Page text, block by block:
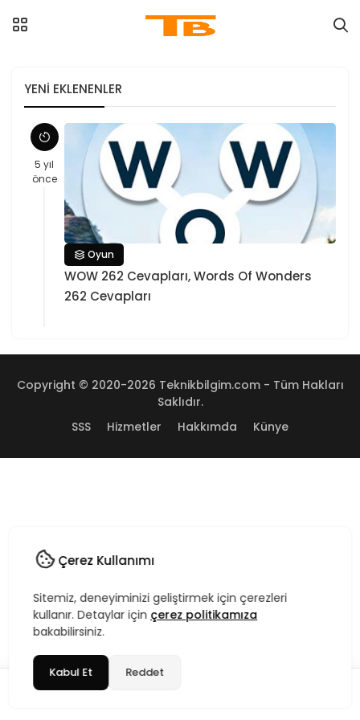
YENI EKLENENLER
5 yıl
önce
Oyun
WOW 262 Cevapları, Words Of Wonders
262 Cevapları
Copyright © 2020-2026 Teknikbilgim.com - Tüm Hakları
Saklıdır.
SSS
Hizmetler Hakkımda Künye
Çerez Kullanımı
Sitemiz, deneyiminizi geliştirmek için çerezleri
kullanır. Detaylar için çerez politikamıza
bakabilirsiniz.
Kabul Et Reddet